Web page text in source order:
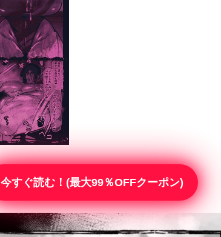
今すぐ読む！(最大99％OFFクーポン)